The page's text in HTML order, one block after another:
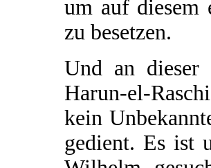
um auf diesem
zu besetzen.
Und an
Harun-el-
kein
gedient. Es ist